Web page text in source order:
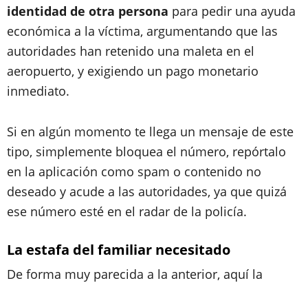
identidad de otra persona para pedir una ayuda
económica a la víctima, argumentando que las
autoridades han retenido una maleta en el
aeropuerto, y exigiendo un pago monetario
inmediato.
Si en algún momento te llega un mensaje de este
tipo, simplemente bloquea el número, repórtalo
en la aplicación como spam o contenido no
deseado y acude a las autoridades, ya que quizá
ese número esté en el radar de la policía.
La estafa del familiar necesitado
De forma muy parecida a la anterior, aquí la